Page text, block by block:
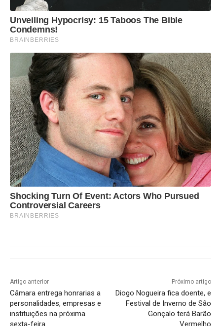
Unveiling Hypocrisy: 15 Taboos The Bible
Condemns!
BRAINBERRIES
Shocking Turn Of Event: Actors Who Pursued
Controversial Careers
BRAINBERRIES
Artigo anterior
Câmara entrega honrarias a
personalidades, empresas e
instituições na próxima
sexta-feira
Próximo artigo
Diogo Nogueira fica doente, e
Festival de Inverno de São
Gonçalo terá Barão
Vermelho